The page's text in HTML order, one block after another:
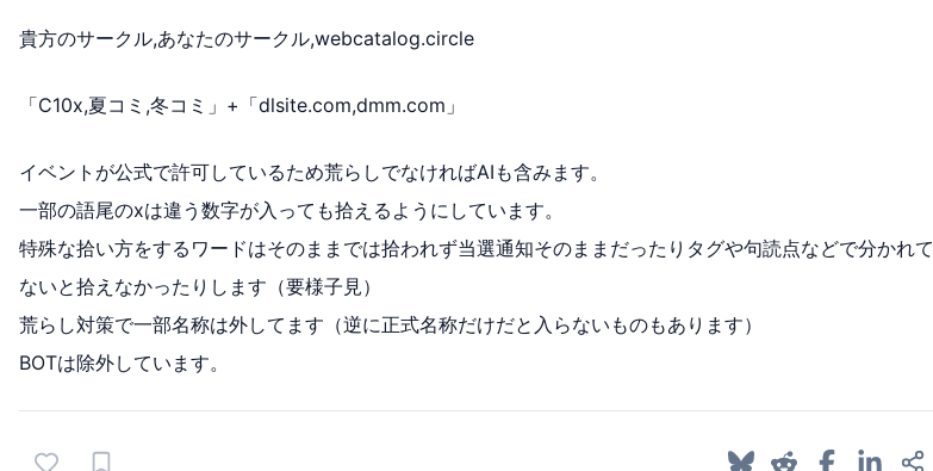
貴方のサークル,あなたのサークル,webcatalog.circle
「C10x,夏コミ,冬コミ」+「dlsite.com,dmm.com」
イベントが公式で許可しているため荒らしでなければAIも含みます。
一部の語尾のxは違う数字が入っても拾えるようにしています。
特殊な拾い方をするワードはそのままでは拾われず当選通知そのままだったりタグや句読点などで分かれて
ないと拾えなかったりします（要様子見）
荒らし対策で一部名称は外してます（逆に正式名称だけだと入らないものもあります）
BOTは除外しています。